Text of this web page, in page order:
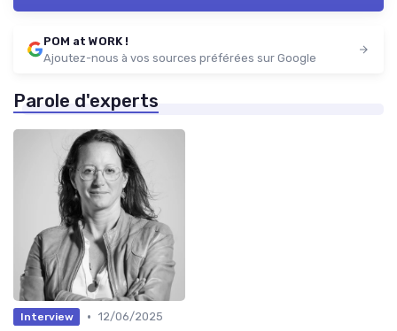
POM at WORK !
Ajoutez-nous à vos sources préférées sur Google
Parole d'experts
Interview • 12/06/2025